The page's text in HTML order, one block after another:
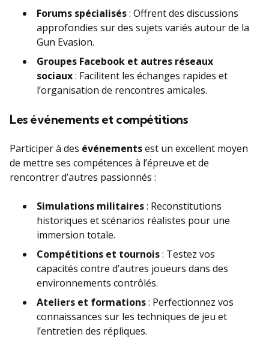
Forums spécialisés: Offrent des discussions
approfondies sur des sujets variés autour de la
Gun Evasion.
Groupes Facebook et autres réseaux
sociaux: Facilitent les échanges rapides et
l’organisation de rencontres amicales.
Les événements et compétitions
Participer à des événementsest un excellent moyen
de mettre ses compétences à l’épreuve et de
rencontrer d’autres passionnés :
Simulations militaires: Reconstitutions
historiques et scénarios réalistes pour une
immersion totale.
Compétitions et tournois: Testez vos
capacités contre d’autres joueurs dans des
environnements contrôlés.
Ateliers et formations: Perfectionnez vos
connaissances sur les techniques de jeu et
l’entretien des répliques.